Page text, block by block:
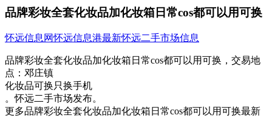
品牌彩妆全套化妆品加化妆箱日常cos都可以用可换
怀远信息网怀远信息港最新怀远二手市场信息
品牌彩妆全套化妆品加化妆箱日常cos都可以用可换， 交易地
点： 邓庄镇
化妆品可换只换手机​‌‌
。怀远二手市场发布。
更多品牌彩妆全套化妆品加化妆箱日常cos都可以用可换最新